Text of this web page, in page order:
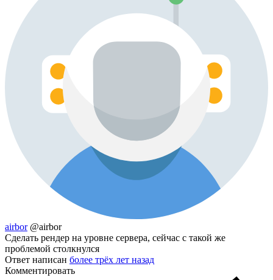
airbor @airbor
Сделать рендер на уровне сервера, сейчас с такой же
проблемой столкнулся
Ответ написан более трёх лет назад
Комментировать